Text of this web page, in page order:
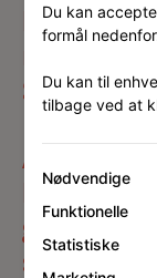
kommer
meget –
Stigsborg
Aalborg,
besøge
gå eller
sig langs
Du kan
formål
Du kan til
tilbage ved at
Nødvendige
Funktionelle
Statistiske